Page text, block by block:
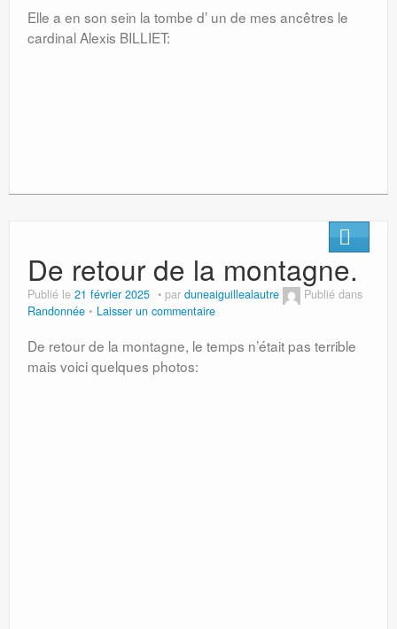
Elle a en son sein la tombe d’ un de mes ancêtres le
cardinal Alexis BILLIET:
De retour de la montagne.
Publié le 21 février 2025 par duneaiguillealautre
Publié dans
Randonnée
Laisser un commentaire
De retour de la montagne, le temps n’était pas terrible
mais voici quelques photos: